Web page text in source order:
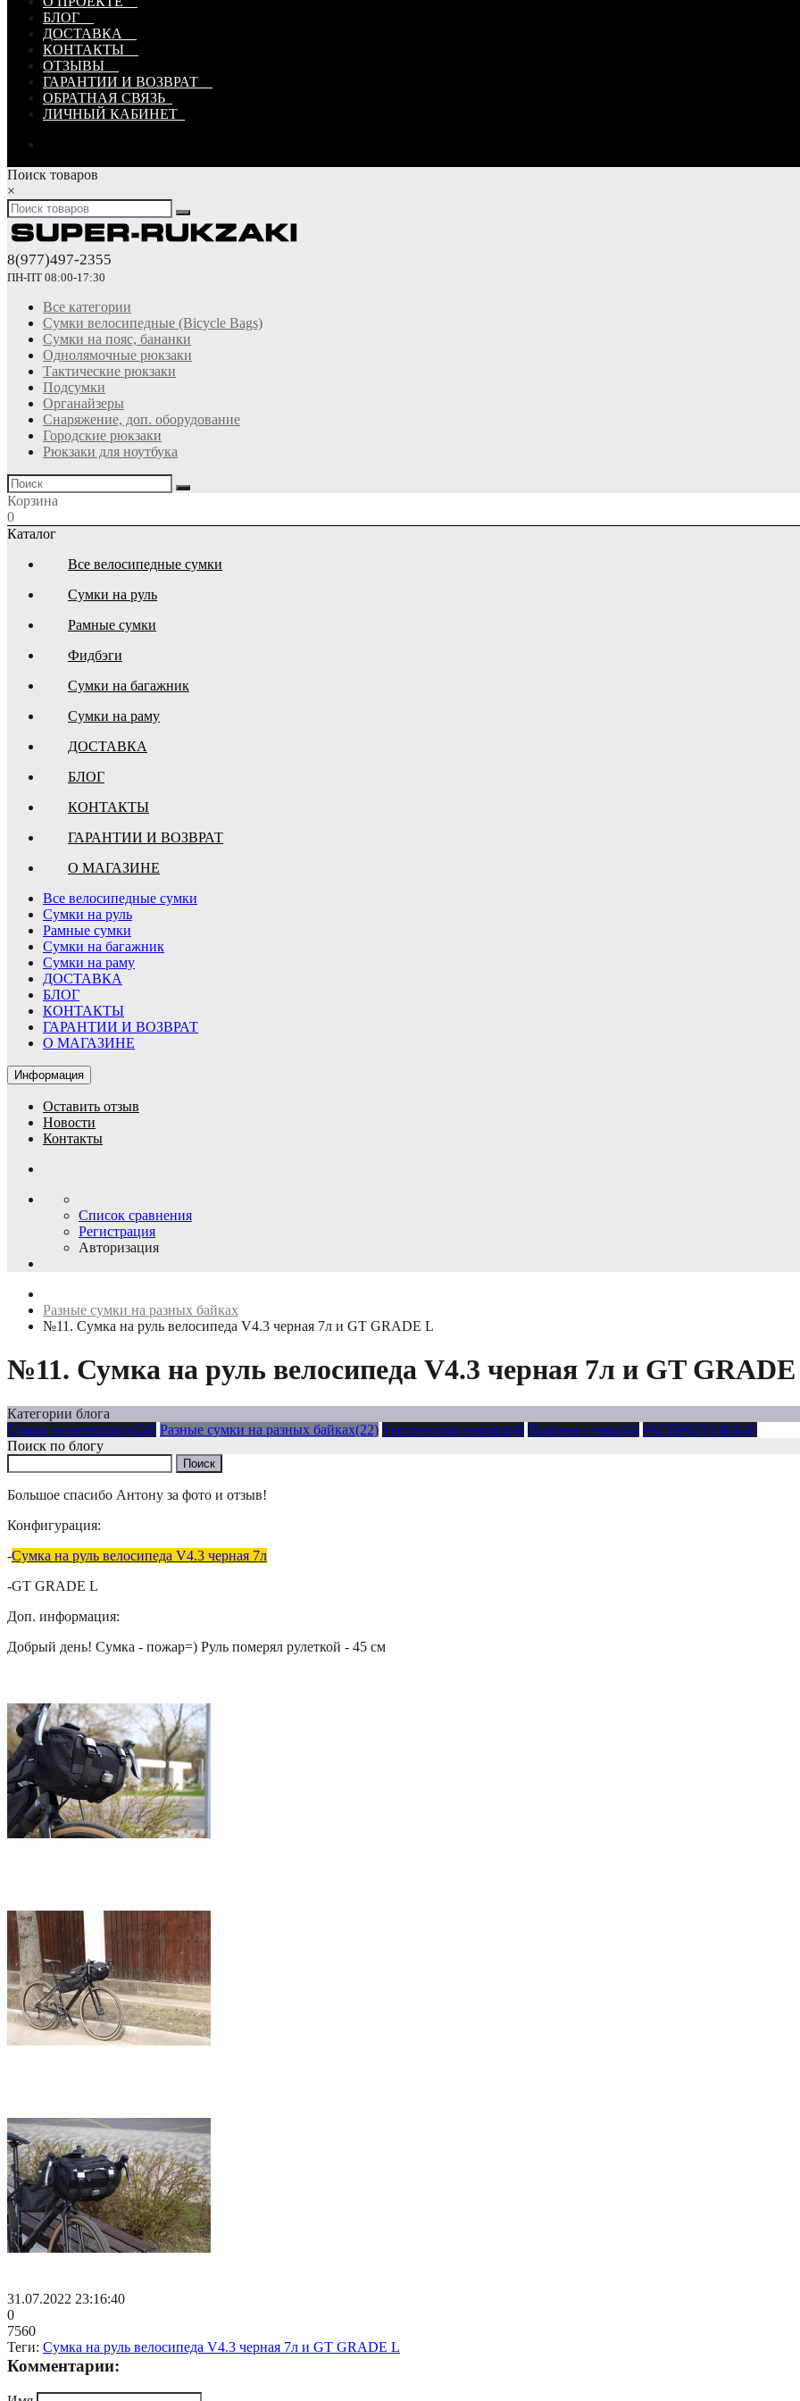
БЛОГ
ДОСТАВКА
КОНТАКТЫ
ОТЗЫВЫ
ГАРАНТИИ И ВОЗВРАТ
ОБРАТНАЯ СВЯЗЬ
ЛИЧНЫЙ КАБИНЕТ
Поиск товаров
×
8(977)497-2355
ПН-ПТ 08:00-17:30
Все категории
Сумки велосипедные (Bicycle Bags)
Сумки на пояс, бананки
Однолямочные рюкзаки
Тактические рюкзаки
Подсумки
Органайзеры
Снаряжение, доп. оборудование
Городские рюкзаки
Рюкзаки для ноутбука
Корзина
0
Каталог
Все велосипедные сумки
Сумки на руль
Рамные сумки
Фидбэги
Сумки на багажник
Сумки на раму
ДОСТАВКА
БЛОГ
КОНТАКТЫ
ГАРАНТИИ И ВОЗВРАТ
О МАГАЗИНЕ
Все велосипедные сумки
Сумки на руль
Рамные сумки
Сумки на багажник
Сумки на раму
ДОСТАВКА
БЛОГ
КОНТАКТЫ
ГАРАНТИИ И ВОЗВРАТ
О МАГАЗИНЕ
Информация
Оставить отзыв
Новости
Контакты
Список сравнения
Регистрация
Авторизация
Разные сумки на разных байках
№11. Сумка на руль велосипеда V4.3 черная 7л и GT GRADE L
№11. Сумка на руль велосипеда V4.3 черная 7л и GT
Категории блога
Сумки на велосипед(24) Разные сумки на разных байках(22) Тактическая снаряга(4) Поясные сумки(4) РАСПРОДАЖА(4)
Поиск по блогу
Большое спасибо Антону за фото и отзыв!
Конфигурация:
-Сумка на руль велосипеда V4.3 черная 7л
-GT GRADE L
Доп. информация:
Добрый день! Сумка - пожар=) Руль померял рулеткой - 45 см
31.07.2022 23:16:40
0
7560
Теги: Сумка на руль велосипеда V4.3 черная 7л и GT GRADE L
Комментарии: